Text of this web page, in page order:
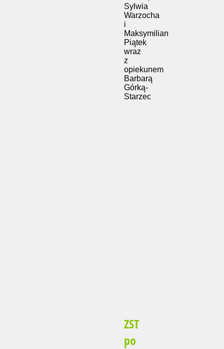
Sylwia
Warzocha
i
Maksymilian
Piątek
wraz
z
opiekunem
Barbarą
Górką-
Starzec
ZST
po